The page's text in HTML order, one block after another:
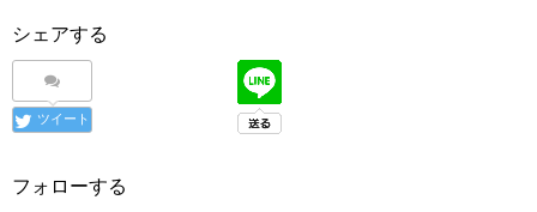
シェアする
ツイート
フォローする